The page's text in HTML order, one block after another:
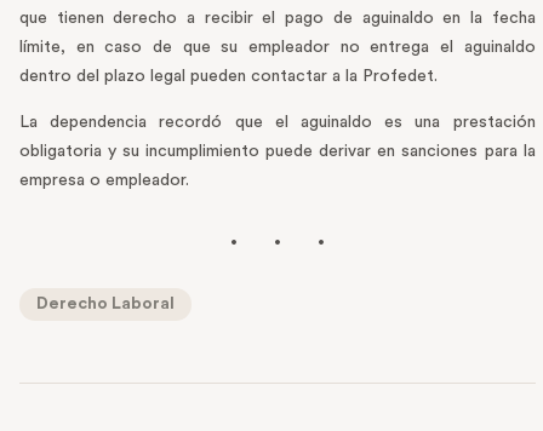
que tienen derecho a recibir el pago de aguinaldo en la fecha
límite, en caso de que su empleador no entrega el aguinaldo
dentro del plazo legal pueden contactar a la Profedet.
La dependencia recordó que el aguinaldo es una prestación
obligatoria y su incumplimiento puede derivar en sanciones para la
empresa o empleador.
Derecho Laboral